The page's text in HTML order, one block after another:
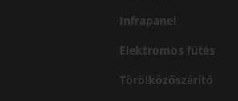
Infrapanel
Elektromos fűtés
Törölközőszárító